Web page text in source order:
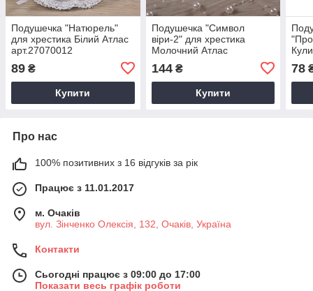
Подушечка "Натюрель"
для хрестика Білий Атлас
арт.27070012
89 ₴
Купити
Подушечка "Символ
віри-2" для хрестика
Молочний Атлас
144₴
Купити
78
Про нас
100% позитивних з 16 відгуків за рік
Працює з 11.01.2017
м. Очаків
вул. Зінченко Олексія, 132, Очаків, Україна
Контакти
Сьогодні працює з 09:00 до 17:00
Показати весь графік роботи